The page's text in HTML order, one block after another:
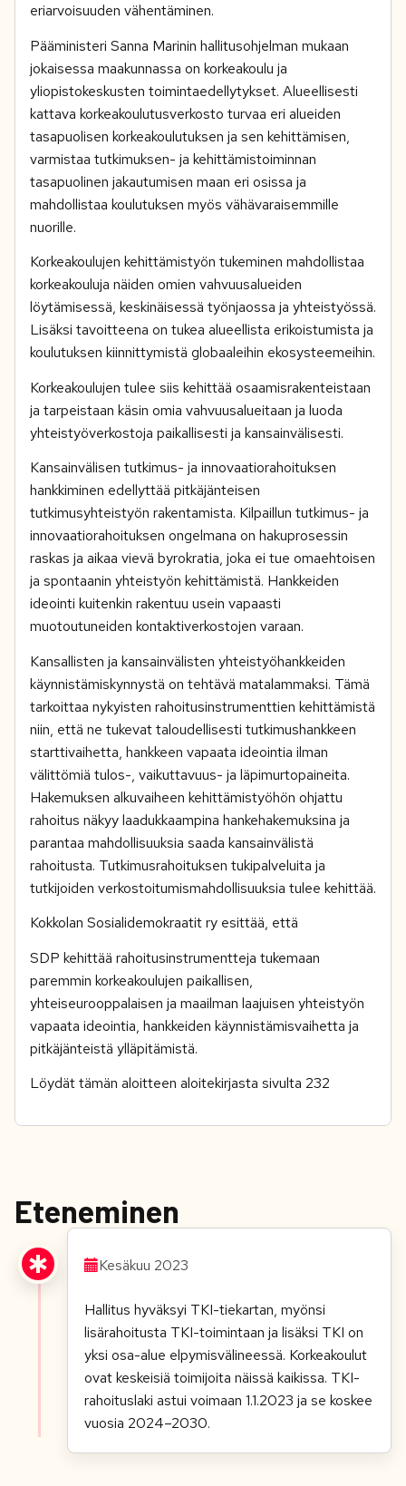
eriarvoisuuden vähentäminen.
Pääministeri Sanna Marinin hallitusohjelman mukaan
jokaisessa maakunnassa on korkeakoulu ja
yliopistokeskusten toimintaedellytykset. Alueellisesti
kattava korkeakoulutusverkosto turvaa eri alueiden
tasapuolisen korkeakoulutuksen ja sen kehittämisen,
varmistaa tutkimuksen- ja kehittämistoiminnan
tasapuolinen jakautumisen maan eri osissa ja
mahdollistaa koulutuksen myös vähävaraisemmille
nuorille.
Korkeakoulujen kehittämistyön tukeminen mahdollistaa
korkeakouluja näiden omien vahvuusalueiden
löytämisessä, keskinäisessä työnjaossa ja yhteistyössä.
Lisäksi tavoitteena on tukea alueellista erikoistumista ja
koulutuksen kiinnittymistä globaaleihin ekosysteemeihin.
Korkeakoulujen tulee siis kehittää osaamisrakenteistaan
ja tarpeistaan käsin omia vahvuusalueitaan ja luoda
yhteistyöverkostoja paikallisesti ja kansainvälisesti.
Kansainvälisen tutkimus- ja innovaatiorahoituksen
hankkiminen edellyttää pitkäjänteisen
tutkimusyhteistyön rakentamista. Kilpaillun tutkimus- ja
innovaatiorahoituksen ongelmana on hakuprosessin
raskas ja aikaa vievä byrokratia, joka ei tue omaehtoisen
ja spontaanin yhteistyön kehittämistä. Hankkeiden
ideointi kuitenkin rakentuu usein vapaasti
muotoutuneiden kontaktiverkostojen varaan.
Kansallisten ja kansainvälisten yhteistyöhankkeiden
käynnistämiskynnystä on tehtävä matalammaksi. Tämä
tarkoittaa nykyisten rahoitusinstrumenttien kehittämistä
niin, että ne tukevat taloudellisesti tutkimushankkeen
starttivaihetta, hankkeen vapaata ideointia ilman
välittömiä tulos-, vaikuttavuus- ja läpimurtopaineita.
Hakemuksen alkuvaiheen kehittämistyöhön ohjattu
rahoitus näkyy laadukkaampina hankehakemuksina ja
parantaa mahdollisuuksia saada kansainvälistä
rahoitusta. Tutkimusrahoituksen tukipalveluita ja
tutkijoiden verkostoitumismahdollisuuksia tulee kehittää.
Kokkolan Sosialidemokraatit ry esittää, että
SDP kehittää rahoitusinstrumentteja tukemaan
paremmin korkeakoulujen paikallisen,
yhteiseurooppalaisen ja maailman laajuisen yhteistyön
vapaata ideointia, hankkeiden käynnistämisvaihetta ja
pitkäjänteistä ylläpitämistä.
Löydät tämän aloitteen aloitekirjasta sivulta 232
Eteneminen
Kesäkuu 2023
Hallitus hyväksyi TKI-tiekartan, myönsi
lisärahoitusta TKI-toimintaan ja lisäksi TKI on
yksi osa-alue elpymisvälineessä. Korkeakoulut
ovat keskeisiä toimijoita näissä kaikissa. TKI-
rahoituslaki astui voimaan 1.1.2023 ja se koskee
vuosia 2024–2030.